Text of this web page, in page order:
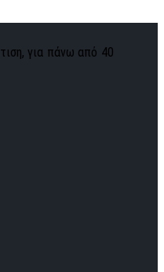
για πάνω από 40